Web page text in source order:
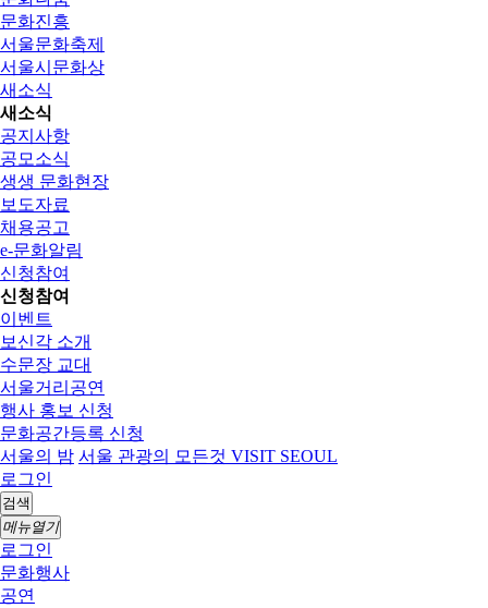
문화진흥
서울문화축제
서울시문화상
새소식
새소식
공지사항
공모소식
생생 문화현장
보도자료
채용공고
e-문화알림
신청참여
신청참여
이벤트
보신각 소개
수문장 교대
서울거리공연
행사 홍보 신청
문화공간등록 신청
서울의 밤 서울 관광의 모든것 VISIT SEOUL
로그인
검색
메뉴열기
로그인
문화행사
공연